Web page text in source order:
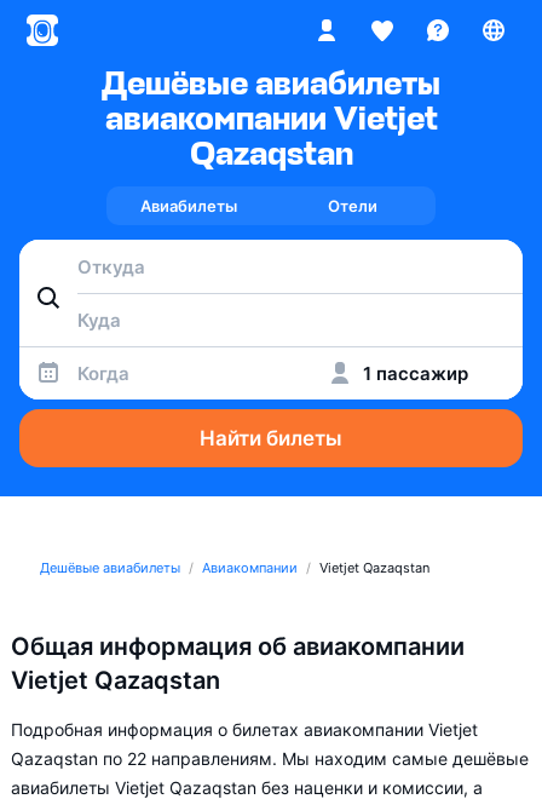
Дешёвые авиабилеты
авиакомпании Vietjet
Qazaqstan
Авиабилеты Отели
Когда 1 пассажир
Найти билеты
Дешёвые авиабилеты Авиакомпании Vietjet Qazaqstan
Общая информация об авиакомпании
Vietjet Qazaqstan
Подробная информация о билетах авиакомпании Vietjet
Qazaqstan по 22 направлениям. Мы находим самые дешёвые
авиабилеты Vietjet Qazaqstan без наценки и комиссии, а